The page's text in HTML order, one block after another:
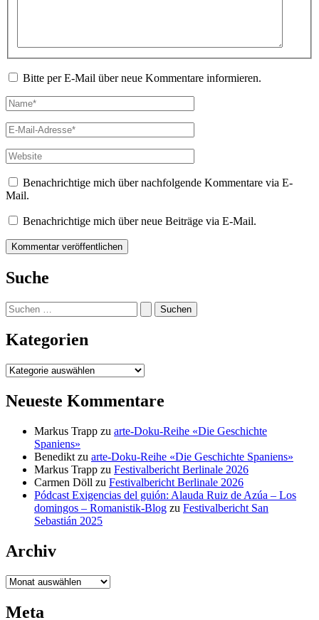
Bitte per E-Mail über neue Kommentare informieren.
Name*
E-
Mail-
Adresse*
Website
Benachrichtige mich über nachfolgende Kommentare via E-
Mail.
Benachrichtige mich über neue Beiträge via E-Mail.
Suche
Suchen
nach:
Kategorien
Kategorien
Neueste Kommentare
Markus Trapp zu arte-Doku-Reihe «Die Geschichte
Spaniens»
Benedikt zu arte-Doku-Reihe «Die Geschichte Spaniens»
Markus Trapp zu Festivalbericht Berlinale 2026
Carmen Döll zu Festivalbericht Berlinale 2026
Pódcast Exigencias del guión: Alauda Ruiz de Azúa – Los
domingos – Romanistik-Blog zu Festivalbericht San
Sebastián 2025
Archiv
Archiv
Meta